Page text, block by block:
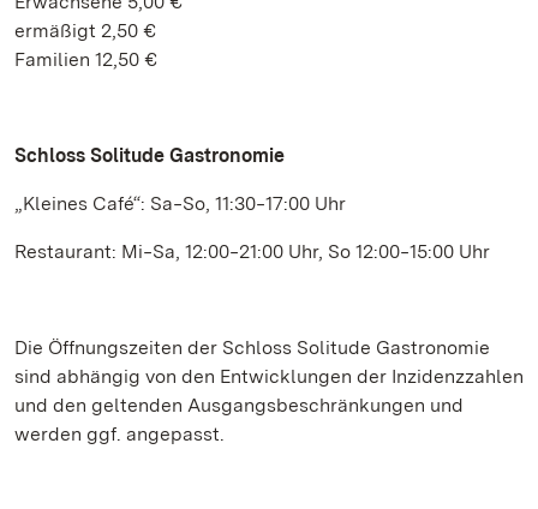
ermäßigt 2,50 €
Familien 12,50 €
Schloss Solitude Gastronomie
„Kleines Café“: Sa‒So, 11:30‒17:00 Uhr
Restaurant: Mi‒Sa, 12:00‒21:00 Uhr, So 12:00‒15:00 Uhr
Die Öffnungszeiten der Schloss Solitude Gastronomie
sind abhängig von den Entwicklungen der Inzidenzzahlen
und den geltenden Ausgangsbeschränkungen und
werden ggf. angepasst.